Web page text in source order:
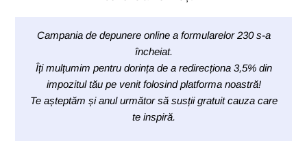
Campania de depunere online a formularelor 230 s-a
încheiat.
Îți mulțumim pentru dorința de a redirecționa 3,5% din
impozitul tău pe venit folosind platforma noastră!
Te așteptăm și anul următor să susții gratuit cauza care
te inspiră.